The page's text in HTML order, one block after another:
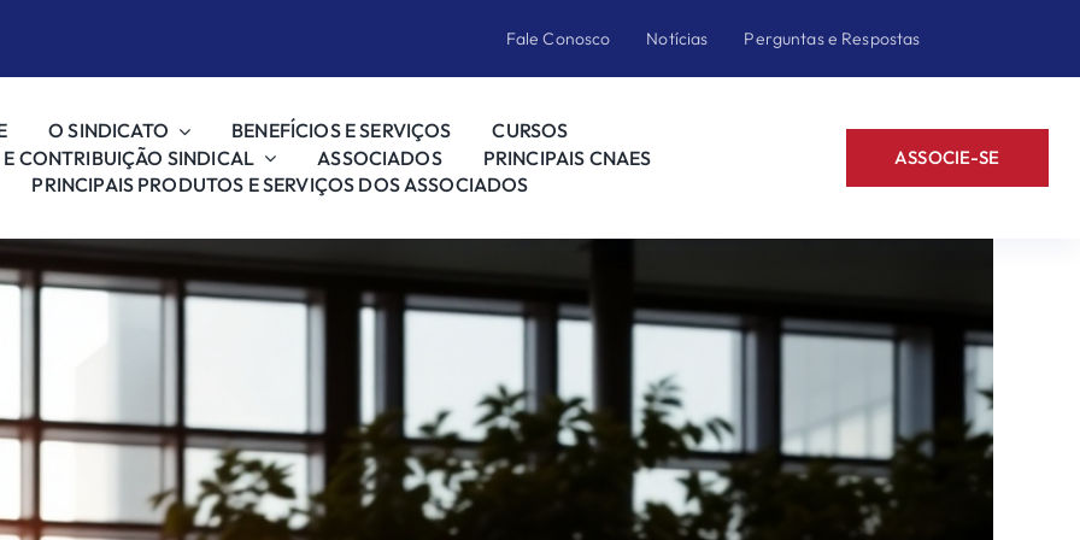
Fale Conosco Notícias Perguntas e Respostas
O SINDICATO BENEFÍCIOS E SERVIÇOS
CURSOS
CONTRIBUIÇÃO SINDICAL
ASSOCIADOS
PRINCIPAIS CNAES
PRINCIPAIS PRODUTOS E SERVIÇOS DOS ASSOCIADOS
ASSOCIE-SE